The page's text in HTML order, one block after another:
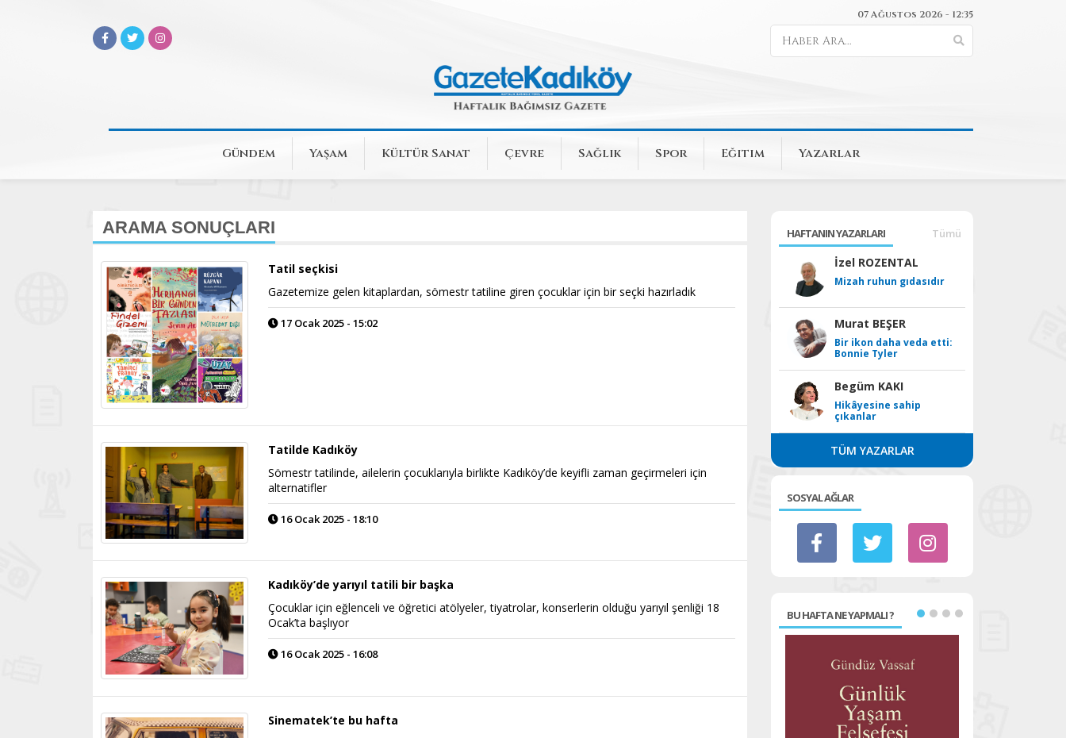
07 Ağustos 2026 - 12:35
Gündem Yaşam Kültür Sanat Çevre Sağlık Spor Eğitim Yazarlar
ARAMA SONUÇLARI
Tatil seçkisi
Gazetemize gelen kitaplardan, sömestr tatiline giren çocuklar için bir seçki hazırladık
17 Ocak 2025 - 15:02
Tatilde Kadıköy
Sömestr tatilinde, ailelerin çocuklarıyla birlikte Kadıköy’de keyifli zaman geçirmeleri için
alternatifler
16 Ocak 2025 - 18:10
Kadıköy’de yarıyıl tatili bir başka
Çocuklar için eğlenceli ve öğretici atölyeler, tiyatrolar, konserlerin olduğu yarıyıl şenliği 18
Ocak’ta başlıyor
16 Ocak 2025 - 16:08
Sinematek’te bu hafta
HAFTANIN YAZARLARI Tümü
İzel ROZENTAL
Mizah ruhun gıdasıdır
Murat BEŞER
Bir ikon daha veda etti:
Bonnie Tyler
Begüm KAKI
Hikâyesine sahip
çıkanlar
TÜM YAZARLAR
SOSYAL AĞLAR
BU HAFTA NE YAPMALI ?